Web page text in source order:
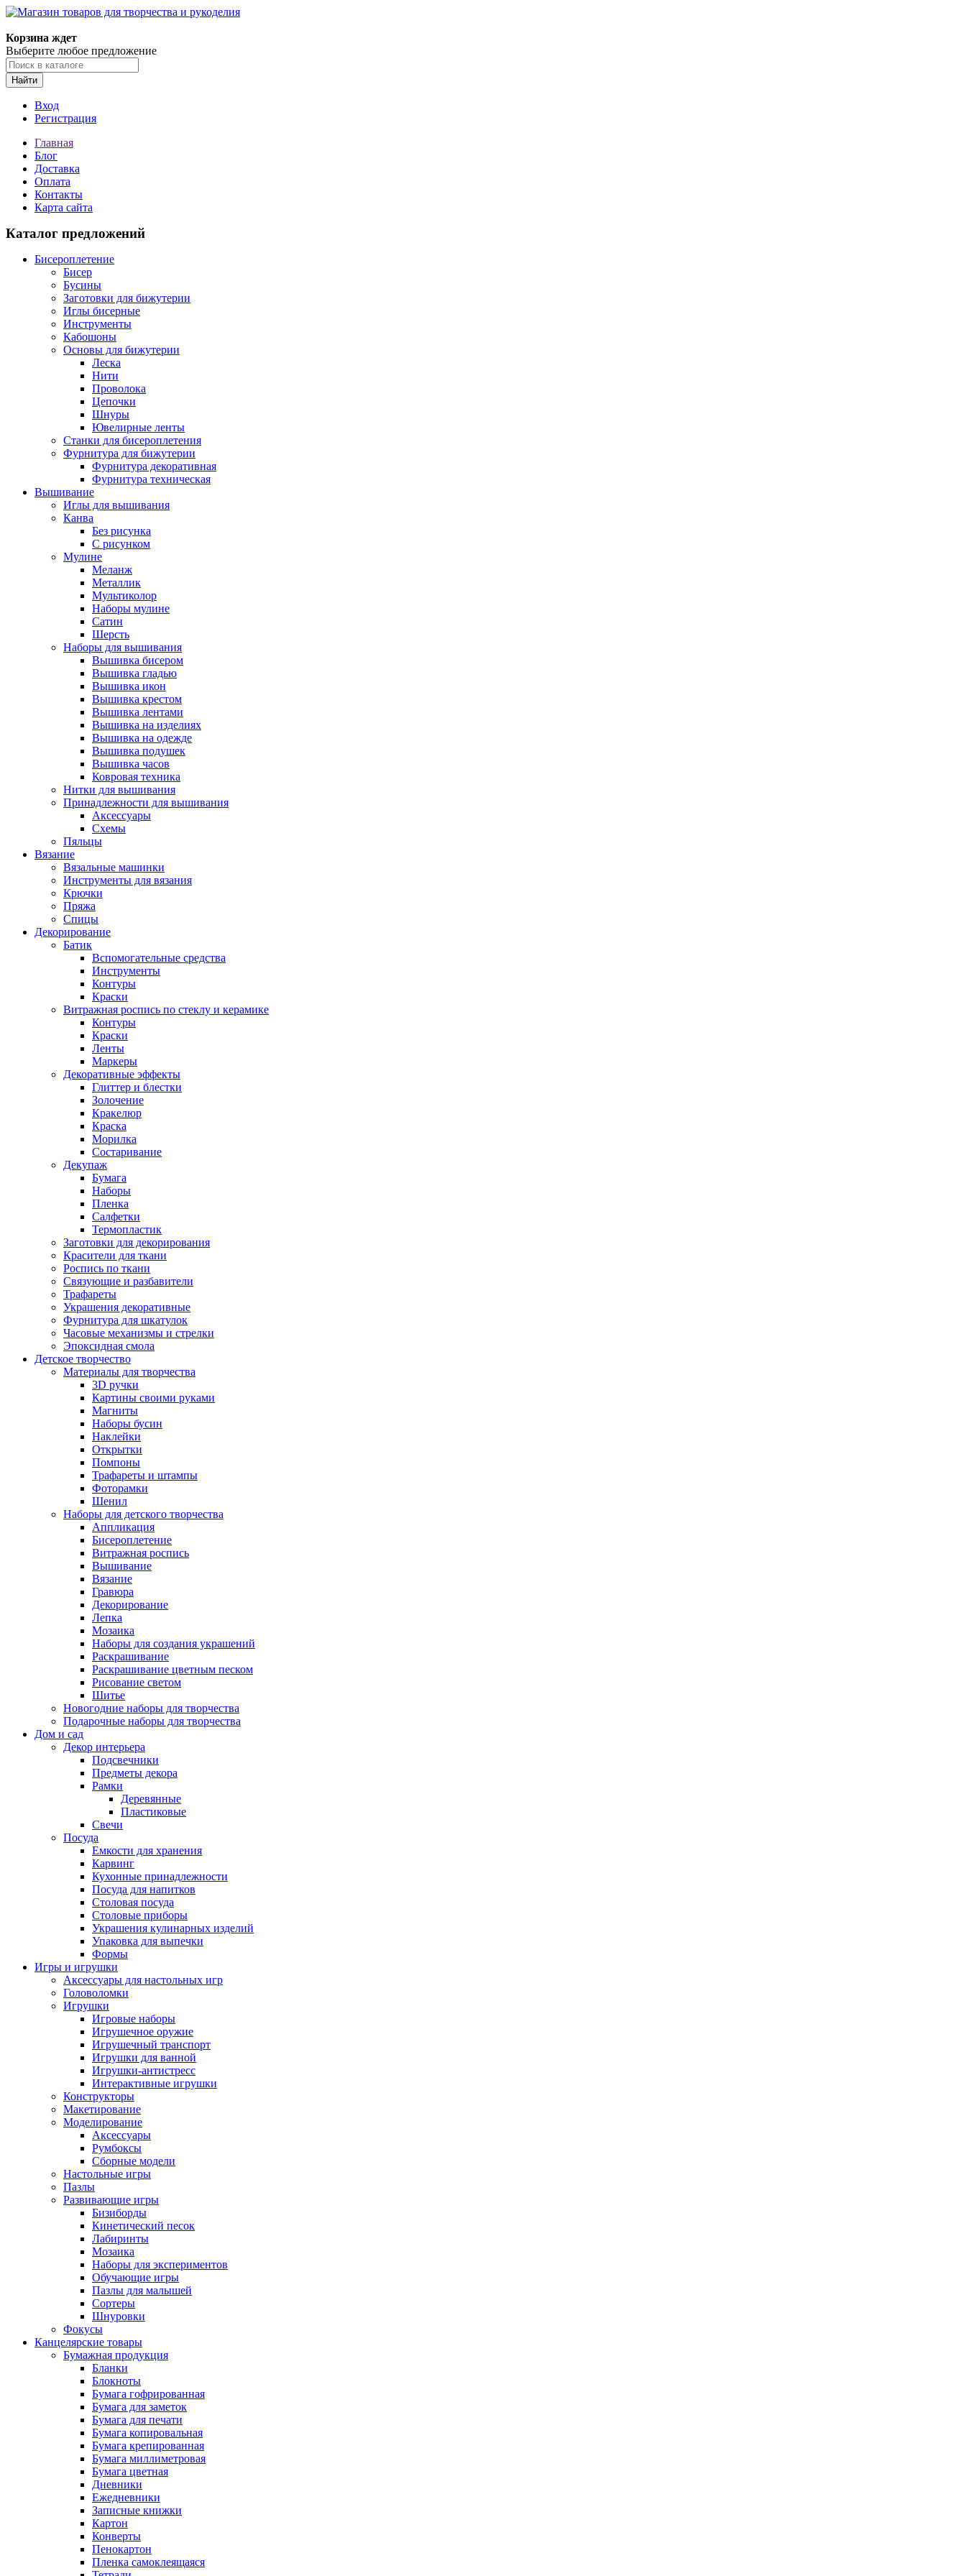
Корзина ждет
Выберите любое предложение
Найти
Вход
Регистрация
Главная
Блог
Доставка
Оплата
Контакты
Карта сайта
Каталог предложений
Бисероплетение
Бисер
Бусины
Заготовки для бижутерии
Иглы бисерные
Инструменты
Кабошоны
Основы для бижутерии
Леска
Нити
Проволока
Цепочки
Шнуры
Ювелирные ленты
Станки для бисероплетения
Фурнитура для бижутерии
Фурнитура декоративная
Фурнитура техническая
Вышивание
Иглы для вышивания
Канва
Без рисунка
С рисунком
Мулине
Меланж
Металлик
Мультиколор
Наборы мулине
Сатин
Шерсть
Наборы для вышивания
Вышивка бисером
Вышивка гладью
Вышивка икон
Вышивка крестом
Вышивка лентами
Вышивка на изделиях
Вышивка на одежде
Вышивка подушек
Вышивка часов
Ковровая техника
Нитки для вышивания
Принадлежности для вышивания
Аксессуары
Схемы
Пяльцы
Вязание
Вязальные машинки
Инструменты для вязания
Крючки
Пряжа
Спицы
Декорирование
Батик
Вспомогательные средства
Инструменты
Контуры
Краски
Витражная роспись по стеклу и керамике
Контуры
Краски
Ленты
Маркеры
Декоративные эффекты
Глиттер и блестки
Золочение
Кракелюр
Краска
Морилка
Состаривание
Декупаж
Бумага
Наборы
Пленка
Салфетки
Термопластик
Заготовки для декорирования
Красители для ткани
Роспись по ткани
Связующие и разбавители
Трафареты
Украшения декоративные
Фурнитура для шкатулок
Часовые механизмы и стрелки
Эпоксидная смола
Детское творчество
Материалы для творчества
3D ручки
Картины своими руками
Магниты
Наборы бусин
Наклейки
Открытки
Помпоны
Трафареты и штампы
Фоторамки
Шенил
Наборы для детского творчества
Аппликация
Бисероплетение
Витражная роспись
Вышивание
Вязание
Гравюра
Декорирование
Лепка
Мозаика
Наборы для создания украшений
Раскрашивание
Раскрашивание цветным песком
Рисование светом
Шитье
Новогодние наборы для творчества
Подарочные наборы для творчества
Дом и сад
Декор интерьера
Подсвечники
Предметы декора
Рамки
Деревянные
Пластиковые
Свечи
Посуда
Емкости для хранения
Карвинг
Кухонные принадлежности
Посуда для напитков
Столовая посуда
Столовые приборы
Украшения кулинарных изделий
Упаковка для выпечки
Формы
Игры и игрушки
Аксессуары для настольных игр
Головоломки
Игрушки
Игровые наборы
Игрушечное оружие
Игрушечный транспорт
Игрушки для ванной
Игрушки-антистресс
Интерактивные игрушки
Конструкторы
Макетирование
Моделирование
Аксессуары
Румбоксы
Сборные модели
Настольные игры
Пазлы
Развивающие игры
Бизиборды
Кинетический песок
Лабиринты
Мозаика
Наборы для экспериментов
Обучающие игры
Пазлы для малышей
Сортеры
Шнуровки
Фокусы
Канцелярские товары
Бумажная продукция
Бланки
Блокноты
Бумага гофрированная
Бумага для заметок
Бумага для печати
Бумага копировальная
Бумага крепированная
Бумага миллиметровая
Бумага цветная
Дневники
Ежедневники
Записные книжки
Картон
Конверты
Пенокартон
Пленка самоклеящаяся